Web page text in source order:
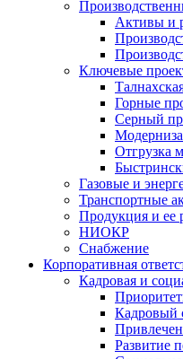
Активы и
Ключевые
Горные
Серный
Отгрузка
Газовые и
Транспортные
Продукция и ее
НИОКР
Снабжение
Корпоративная
Кадровая и
Кадровый
Развитие